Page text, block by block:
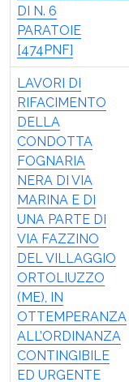
DI N. 6
PARATOIE
[474PNF]
LAVORI DI
RIFACIMENTO
DELLA
CONDOTTA
FOGNARIA
NERA DI VIA
MARINA E DI
UNA PARTE DI
VIA FAZZINO
DEL VILLAGGIO
ORTOLIUZZO
(ME), IN
OTTEMPERANZA
ALL’ORDINANZA
CONTINGIBILE
ED URGENTE